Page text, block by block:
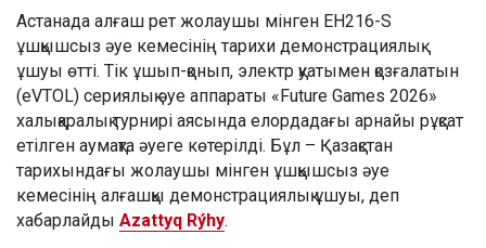
Астанада алғаш рет жолаушы мінген EH216-S
ұшқышсыз әуе кемесінің тарихи демонстрациялық
ұшуы өтті. Тік ұшып-қонып, электр қуатымен қозғалатын
(eVTOL) сериялық әуе аппараты «Future Games 2026»
халықаралық турнирі аясында елордадағы арнайы рұқсат
етілген аумақта әуеге көтерілді. Бұл – Қазақстан
тарихындағы жолаушы мінген ұшқышсыз әуе
кемесінің алғашқы демонстрациялық ұшуы, деп
хабарлайды Azattyq Rýhy.